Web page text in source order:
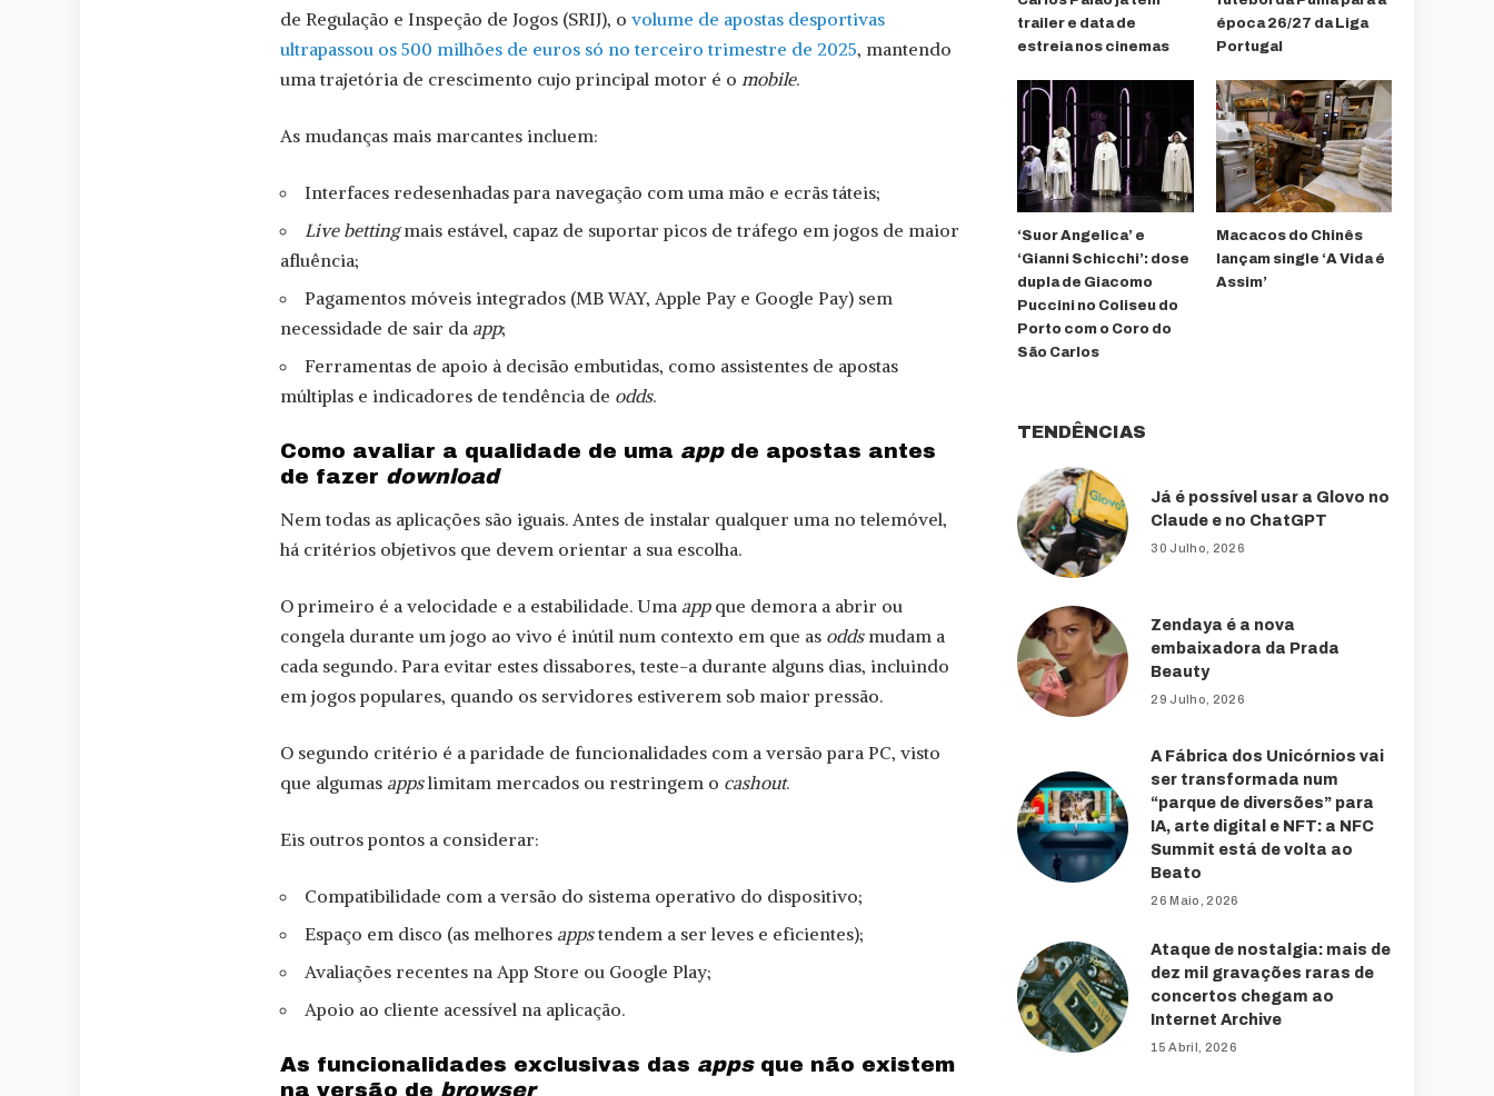
de Regulação e Inspeção de Jogos (SRIJ), o volume de apostas desportivas
ultrapassou os 500 milhões de euros só no terceiro trimestre de 2025, mantendo
uma trajetória de crescimento cujo principal motor é o mobile.
As mudanças mais marcantes incluem:
Interfaces redesenhadas para navegação com uma mão e ecrãs táteis;
Live bettingmais estável, capaz de suportar picos de tráfego em jogos de maior
afluência;
Pagamentos móveis integrados (MB WAY, Apple Pay e Google Pay) sem
necessidade de sair da app;
Ferramentas de apoio à decisão embutidas, como assistentes de apostas
múltiplas e indicadores de tendência de odds.
Como avaliar a qualidade de uma appde apostas antes
de fazer download
Nem todas as aplicações são iguais. Antes de instalar qualquer uma no telemóvel,
há critérios objetivos que devem orientar a sua escolha.
O primeiro é a velocidade e a estabilidade. Uma appque demora a abrir ou
congela durante um jogo ao vivo é inútil num contexto em que as oddsmudam a
cada segundo. Para evitar estes dissabores, teste-a durante alguns dias, incluindo
em jogos populares, quando os servidores estiverem sob maior pressão.
O segundo critério é a paridade de funcionalidades com a versão para PC, visto
que algumas appslimitam mercados ou restringem o cashout.
Eis outros pontos a considerar:
Compatibilidade com a versão do sistema operativo do dispositivo;
Espaço em disco (as melhores appstendem a ser leves e eficientes);
Avaliações recentes na App Store ou Google Play;
Apoio ao cliente acessível na aplicação.
As funcionalidades exclusivas das appsque não existem
na versão de browser
trailer e data de
estreia nos cinemas
época 26/27 da Liga
Portugal
‘Suor Angelica’ e
‘Gianni Schicchi’: dose
dupla de Giacomo
Puccini no Coliseu do
Porto com o Coro do
São Carlos
Macacos do Chinês
lançam single ‘A Vida é
Assim’
TENDÊNCIAS
Já é possível usar a Glovo no
Claude e no ChatGPT
30 Julho, 2026
Zendaya é a nova
embaixadora da Prada
Beauty
29 Julho, 2026
A Fábrica dos Unicórnios vai
ser transformada num
“parque de diversões” para
IA, arte digital e NFT: a NFC
Summit está de volta ao
Beato
26 Maio, 2026
Ataque de nostalgia: mais de
dez mil gravações raras de
concertos chegam ao
Internet Archive
15 Abril, 2026